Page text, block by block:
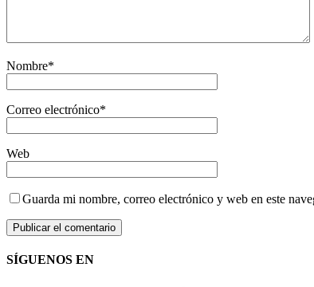
Nombre*
Correo electrónico*
Web
Guarda mi nombre, correo electrónico y web en este
SÍGUENOS EN